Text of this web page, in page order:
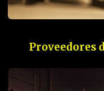
Proveedores